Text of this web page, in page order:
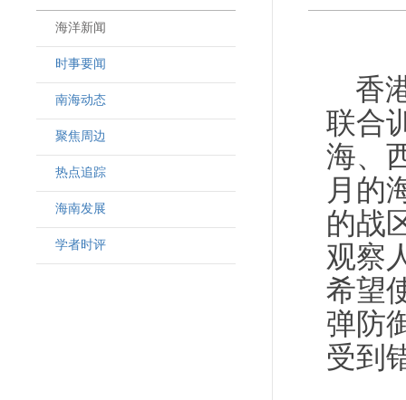
海洋新闻
时事要闻
南海动态
聚焦周边
热点追踪
海南发展
学者时评
香
联合
海、
月的
的战
观察
希望
弹防
受到